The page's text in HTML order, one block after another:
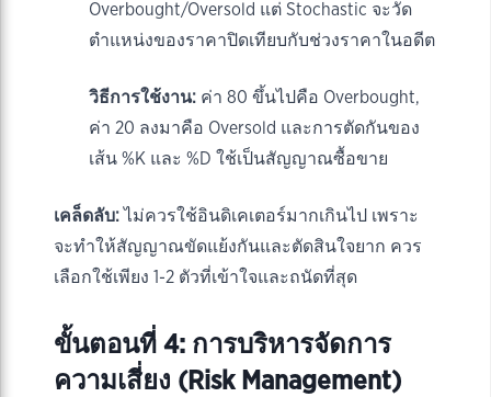
Overbought/Oversold แต่ Stochastic จะวัด
ตำแหน่งของราคาปิดเทียบกับช่วงราคาในอดีต
วิธีการใช้งาน: ค่า 80 ขึ้นไปคือ Overbought,
ค่า 20 ลงมาคือ Oversold และการตัดกันของ
เส้น %K และ %D ใช้เป็นสัญญาณซื้อขาย
เคล็ดลับ: ไม่ควรใช้อินดิเคเตอร์มากเกินไป เพราะ
จะทำให้สัญญาณขัดแย้งกันและตัดสินใจยาก ควร
เลือกใช้เพียง 1-2 ตัวที่เข้าใจและถนัดที่สุด
ขั้นตอนที่ 4: การบริหารจัดการ
ความเสี่ยง (Risk Management)